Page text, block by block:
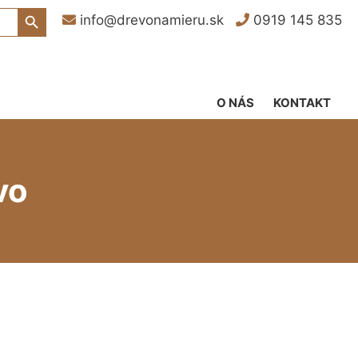
info@drevonamieru.sk 0919 145 835
Search Button
KONTAKT
O NÁS